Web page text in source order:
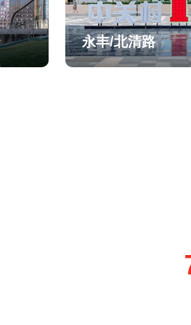
永丰/北清路